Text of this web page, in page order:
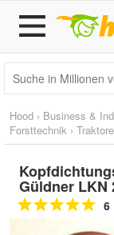
Hood › Business &
Forsttechnik ›
Güldner LKN
6